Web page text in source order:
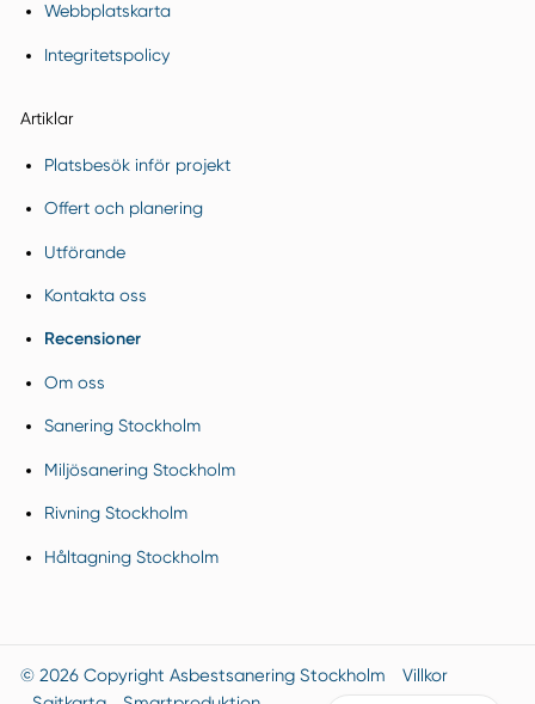
Webbplatskarta
Integritetspolicy
Artiklar
Platsbesök inför projekt
Offert och planering
Utförande
Kontakta oss
Recensioner
Om oss
Sanering Stockholm
Miljösanering Stockholm
Rivning Stockholm
Håltagning Stockholm
© 2026 Copyright Asbestsanering Stockholm
Villkor